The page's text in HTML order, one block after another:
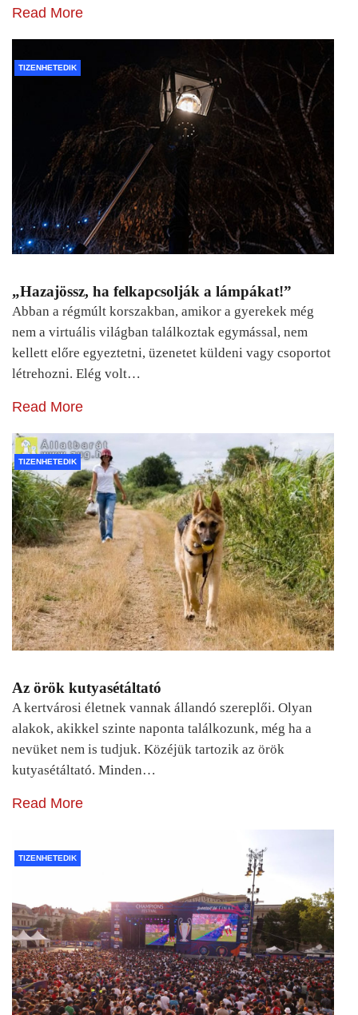
Read More
TIZENHETEDIK
„Hazajössz, ha felkapcsolják a lámpákat!”
Abban a régmúlt korszakban, amikor a gyerekek még
nem a virtuális világban találkoztak egymással, nem
kellett előre egyeztetni, üzenetet küldeni vagy csoportot
létrehozni. Elég volt…
Read More
TIZENHETEDIK
Az örök kutyasétáltató
A kertvárosi életnek vannak állandó szereplői. Olyan
alakok, akikkel szinte naponta találkozunk, még ha a
nevüket nem is tudjuk. Közéjük tartozik az örök
kutyasétáltató. Minden…
Read More
TIZENHETEDIK